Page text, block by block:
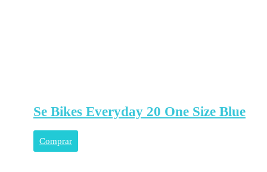
Se Bikes Everyday 20 One Size Blue
Comprar